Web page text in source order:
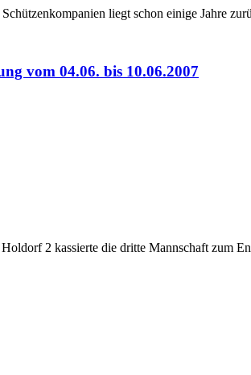
liegt schon einige Jahre
vom 04.06. bis 10.06.2007
2 kassierte die dritte Mannschaft zum